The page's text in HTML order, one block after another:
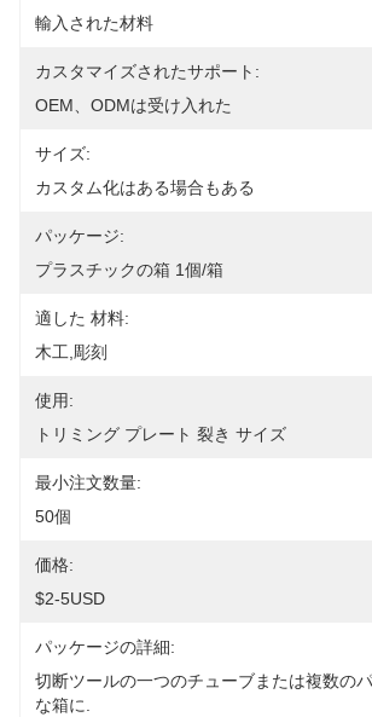
輸入された材料
カスタマイズされたサポート:
OEM、ODMは受け入れた
サイズ:
カスタム化はある場合もある
パッケージ:
プラスチックの箱 1個/箱
適した 材料:
木工,彫刻
使用:
トリミング プレート 裂き サイズ
最小注文数量:
50個
価格:
$2-5USD
パッケージの詳細:
切断ツールの一つのチューブまたは複数の
な箱に.